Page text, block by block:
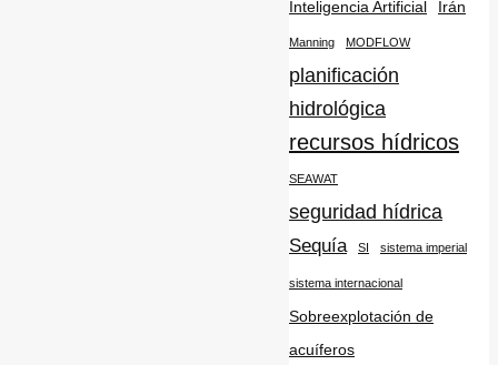
Inteligencia Artificial
Irán
Manning MODFLOW
planificación
hidrológica
recursos hídricos
SEAWAT
seguridad hídrica
Sequía SI sistema imperial
sistema internacional
Sobreexplotación de
acuíferos